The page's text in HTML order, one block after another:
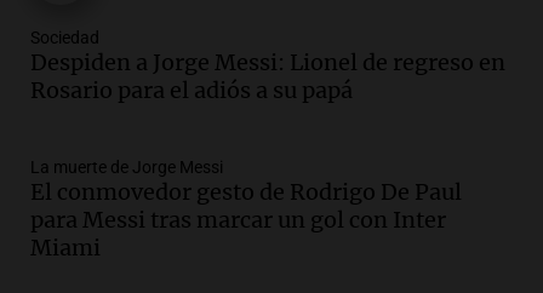
Audio.Messi llegará esta noche a
Rosario para acompañar a su familia
Episodios
Audio.Ley de Propiedad Privada: el revés
en el Congreso expuso una debilidad
comunicacional del Gobierno
Sociedad
Despiden a Jorge Messi: Lionel de regreso en
Rosario para el adiós a su papá
La muerte de Jorge Messi
El conmovedor gesto de Rodrigo De Paul
para Messi tras marcar un gol con Inter
Miami